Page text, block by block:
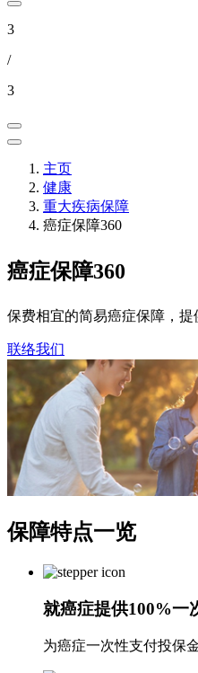
3
/
3
主页
健康
重大疾病保障
癌症保障360
癌症保障360
保费相宜的简易癌症保障，提
联络我们
保障特点一览
就癌症提供100%一
为癌症一次性支付投保